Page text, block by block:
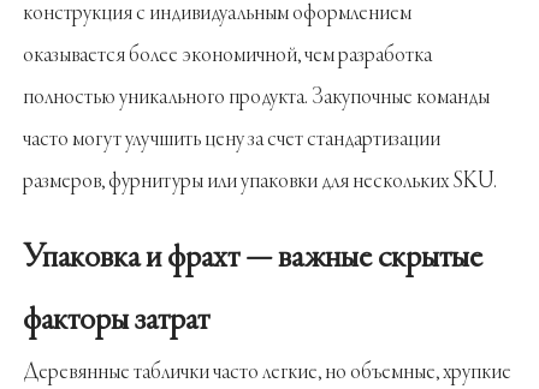
конструкция с индивидуальным оформлением
оказывается более экономичной, чем разработка
полностью уникального продукта. Закупочные команды
часто могут улучшить цену за счет стандартизации
размеров, фурнитуры или упаковки для нескольких SKU.
Упаковка и фрахт — важные скрытые
факторы затрат
Деревянные таблички часто легкие, но объемные, хрупкие